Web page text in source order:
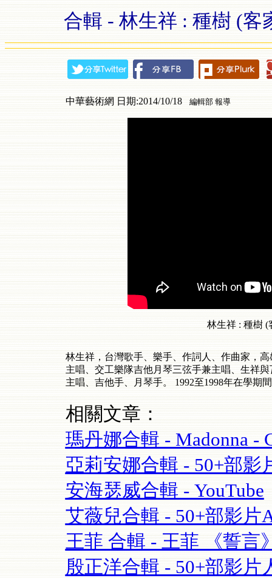
合輯 - 林生祥 : 種樹 (客
中華藝術網 日期:2014/10/18 編輯部 報導
林生祥 : 種樹
林生祥，台灣歌手、樂手、作詞人、作曲家，高
主唱、交工樂隊吉他月琴三弦手兼主唱、生祥與
主唱、吉他手、月琴手。
1992至1998年在學期
相關文章：
瑪丹娜合輯 - Madonna -
亞莉安娜合輯 - 50+部影
安海瑟威合輯 - YouTube
艾薇兒合輯 - 50+部影片
王菲 合輯 - 王菲 《誓言
殷正洋合輯 - 50+部影片